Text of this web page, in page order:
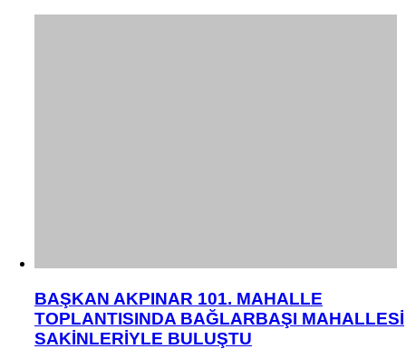
BAŞKAN AKPINAR 101. MAHALLE
TOPLANTISINDA BAĞLARBAŞI MAHALLESİ
SAKİNLERİYLE BULUŞTU